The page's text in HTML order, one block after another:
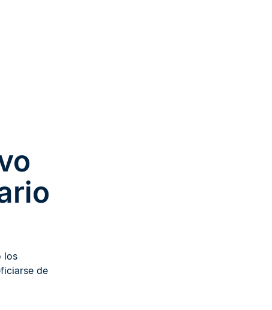
los
de